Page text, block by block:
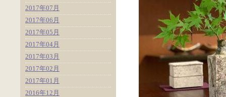
2017年07月
2017年06月
2017年05月
2017年04月
2017年03月
2017年02月
2017年01月
2016年12月